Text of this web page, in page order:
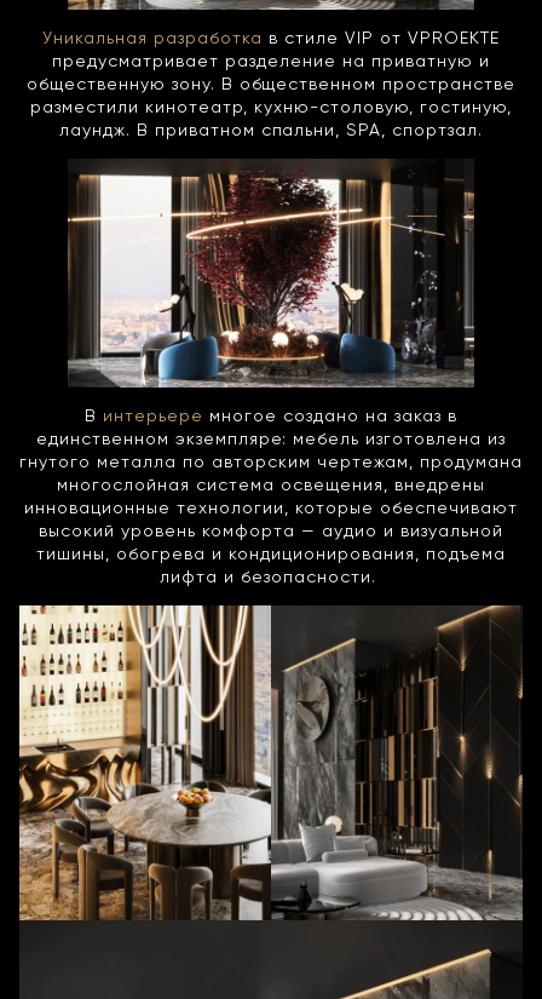
Уникальная разработка в стиле VIP от VPROEKTE
предусматривает разделение на приватную и
общественную зону. В общественном пространстве
разместили кинотеатр, кухню-столовую, гостиную,
лаундж. В приватном спальни, SPA, спортзал.
В интерьере многое создано на заказ в
единственном экземпляре: мебель изготовлена из
гнутого металла по авторским чертежам, продумана
многослойная система освещения, внедрены
инновационные технологии, которые обеспечивают
высокий уровень комфорта — аудио и визуальной
тишины, обогрева и кондиционирования, подъема
лифта и безопасности.